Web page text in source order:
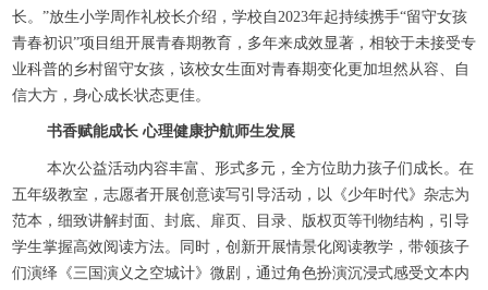
长。”放生小学周作礼校长介绍，学校自2023年起持续携手“留守女孩
青春初识”项目组开展青春期教育，多年来成效显著，相较于未接受专
业科普的乡村留守女孩，该校女生面对青春期变化更加坦然从容、自
信大方，身心成长状态更佳。
书香赋能成长 心理健康护航师生发展
本次公益活动内容丰富、形式多元，全方位助力孩子们成长。在
五年级教室，志愿者开展创意读写引导活动，以《少年时代》杂志为
范本，细致讲解封面、封底、扉页、目录、版权页等刊物结构，引导
学生掌握高效阅读方法。同时，创新开展情景化阅读教学，带领孩子
们演绎《三国演义之空城计》微剧，通过角色扮演沉浸式感受文本内